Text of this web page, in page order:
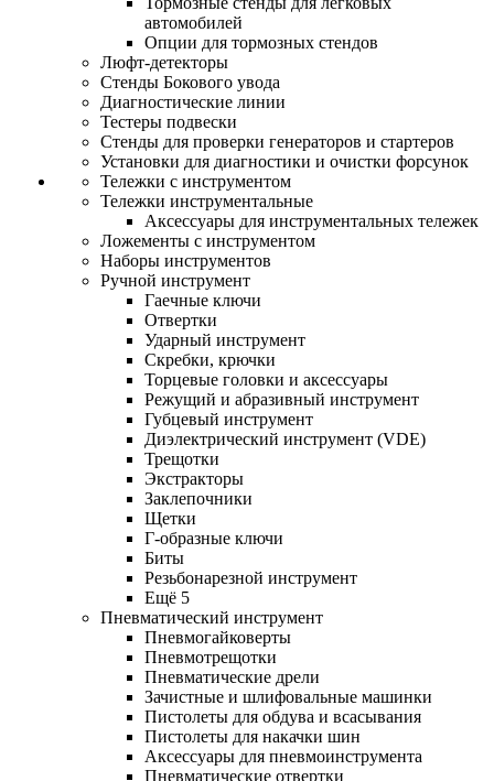
автомобилей
Опции для тормозных стендов
Люфт-детекторы
Стенды Бокового увода
Диагностические линии
Тестеры подвески
Стенды для проверки генераторов и стартеров
Установки для диагностики и очистки форсунок
Тележки с инструментом
Тележки инструментальные
Аксессуары для инструментальных тележек
Ложементы с инструментом
Наборы инструментов
Ручной инструмент
Гаечные ключи
Отвертки
Ударный инструмент
Скребки, крючки
Торцевые головки и аксессуары
Режущий и абразивный инструмент
Губцевый инструмент
Диэлектрический инструмент (VDE)
Трещотки
Экстракторы
Заклепочники
Щетки
Г-образные ключи
Биты
Резьбонарезной инструмент
Ещё 5
Пневматический инструмент
Пневмогайковерты
Пневмотрещотки
Пневматические дрели
Зачистные и шлифовальные машинки
Пистолеты для обдува и всасывания
Пистолеты для накачки шин
Аксессуары для пневмоинструмента
Пневматические отвертки